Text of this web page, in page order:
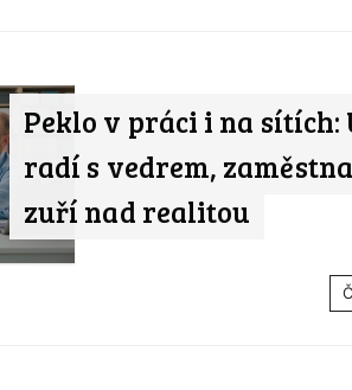
Peklo v práci i na sítích:
radí s vedrem,
zuří nad realitou